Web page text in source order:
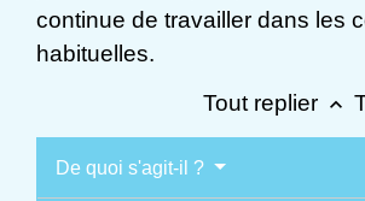
continue de travailler dans les
habituelles.
Tout replier keyboard_arrow_up
De quoi s'agit-il ?